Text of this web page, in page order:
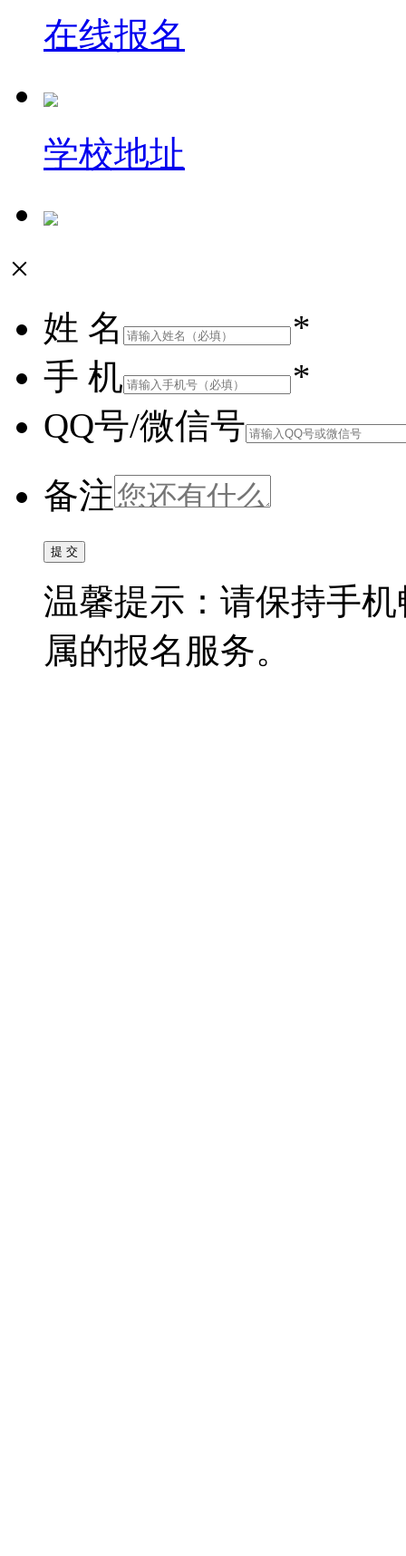
在线报名
学校地址
×
姓 名
*
手 机
*
QQ号/微信号
备注
温馨提示：请保持手
属的报名服务。